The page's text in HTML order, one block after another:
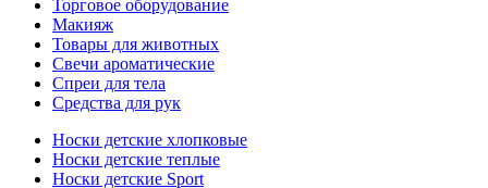
Торговое оборудование
Макияж
Товары для животных
Свечи ароматические
Спреи для тела
Средства для рук
Носки детские хлопковые
Носки детские теплые
Носки детские Sport